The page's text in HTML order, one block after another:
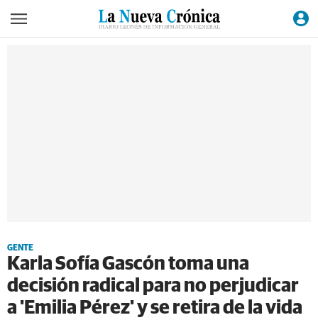
GENTE
Karla Sofía Gascón toma una
decisión radical para no perjudicar
a 'Emilia Pérez' y se retira de la vida